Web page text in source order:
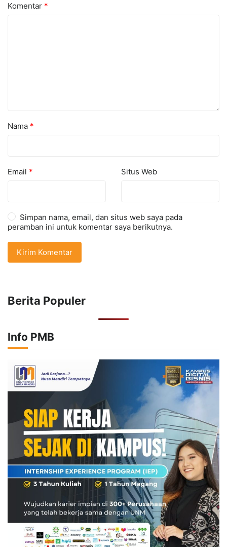
Komentar *
Nama *
Email * Situs Web
Simpan nama, email, dan situs web saya pada
peramban ini untuk komentar saya berikutnya.
Berita Populer
Info PMB